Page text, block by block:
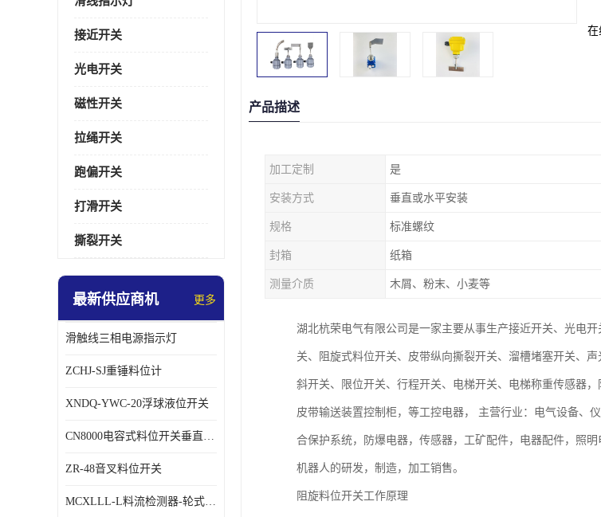
接近开关
光电开关
磁性开关
拉绳开关
跑偏开关
打滑开关
撕裂开关
最新供应商机 更多
滑触线三相电源指示灯
ZCHJ-SJ重锤料位计
XNDQ-YWC-20浮球液位开关
CN8000电容式料位开关垂直安装时
ZR-48音叉料位开关
MCXLLL-L料流检测器-轮式煤流信号控制器
在
产品描述
加工定制 是
安装方式 垂直或水平安装
规格 标准螺纹
封箱 纸箱
测量介质 木屑、粉末、小麦等
湖北杭荣电气有限公司是一家主要从事生产接近开关、光电
关、阻旋式料位开关、皮带纵向撕裂开关、溜槽堵塞开关、
斜开关、限位开关、行程开关、电梯开关、电梯称重传感器
皮带输送装置控制柜，等工控电器， 主营行业：电气设备、
合保护系统，防爆电器，传感器，工矿配件，电器配件，照
机器人的研发，制造，加工销售。
阻旋料位开关工作原理